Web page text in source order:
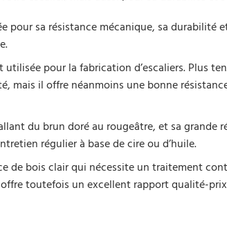
pour sa résistance mécanique, sa durabilité
pour la fabrication d’escaliers. Plus
mais il offre néanmoins une bonne
du brun doré au rougeâtre, et sa grande
régulier à base de cire ou d’huile.
de bois clair qui nécessite un traitement
toutefois un excellent rapport qualité-